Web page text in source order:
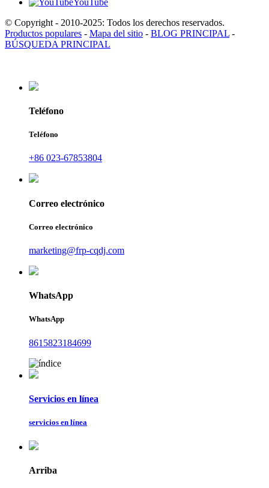
© Copyright - 2010-2025: Todos los derechos reservados.
Productos populares - Mapa del sitio - BLOG PRINCIPAL -
BÚSQUEDA PRINCIPAL
Teléfono
Teléfono
+86 023-67853804
Correo electrónico
Correo electrónico
marketing@frp-cqdj.com
WhatsApp
WhatsApp
8615823184699
Servicios en línea
servicios en línea
Arriba